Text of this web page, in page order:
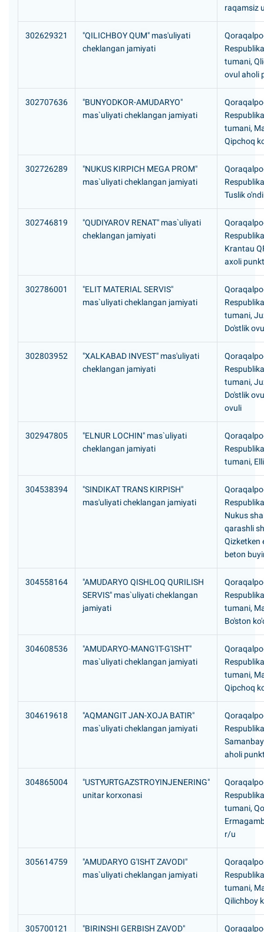
raqamsiz
302629321
"QILICHBOY QUM" mas'uliyati
cheklangan jamiyati
tumani,
ovul aholi
302707636
"BUNYODKOR-AMUDARYO"
mas`uliyati cheklangan jamiyati
tumani,
Qipchoq
302726289
"NUKUS KIRPICH MEGA PROM"
mas`uliyati cheklangan jamiyati
Tuslik
302746819
"QUDIYAROV RENAT" mas`uliyati
cheklangan jamiyati
Krantau
axoli
302786001
"ELIT MATERIAL SERVIS"
mas`uliyati cheklangan jamiyati
tumani,
Do'stlik
302803952
"XALKABAD INVEST" mas'uliyati
cheklangan jamiyati
tumani,
Do'stlik
ovuli
302947805
"ELNUR LOCHIN" mas`uliyati
cheklangan jamiyati
tumani,
304538394
"SINDIKAT TRANS KIRPISH"
mas'uliyati cheklangan jamiyati
Nukus
qarashli
Qizketken
beton
304558164
"AMUDARYO QISHLOQ QURILISH
SERVIS" mas`uliyati cheklangan
jamiyati
tumani,
Bo'ston
304608536
"AMUDARYO-MANG'IT-G'ISHT"
mas`uliyati cheklangan jamiyati
tumani,
Qipchoq
304619618
"AQMANGIT JAN-XOJA BATIR"
mas`uliyati cheklangan jamiyati
aholi
304865004
"USTYURTGAZSTROYINJENERING"
unitar korxonasi
tumani,
r/u
305614759
"AMUDARYO G'ISHT ZAVODI"
mas`uliyati cheklangan jamiyati
tumani,
Qilichboy
305700121
"BIRINSHI GERBISH ZAVOD"